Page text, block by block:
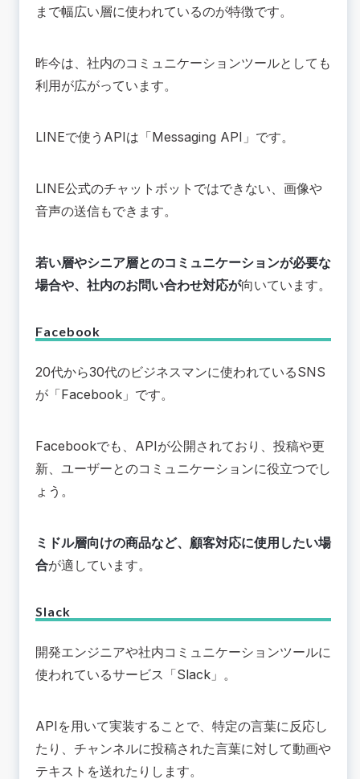
まで幅広い層に使われているのが特徴です。
昨今は、社内のコミュニケーションツールとしても
利用が広がっています。
LINEで使うAPIは「Messaging API」です。
LINE公式のチャットボットではできない、画像や
音声の送信もできます。
若い層やシニア層とのコミュニケーションが必要な
場合や、社内のお問い合わせ対応が向いています。
Facebook
20代から30代のビジネスマンに使われているSNS
が「Facebook 」です。
Facebookでも、APIが公開されており、投稿や更
新、ユーザーとのコミュニケーションに役立つでし
ょう。
ミドル層向けの商品など、顧客対応に使用したい場
合が適しています。
Slack
開発エンジニアや社内コミュニケーションツールに
使われているサービス「Slack 」。
APIを用いて実装することで、特定の言葉に反応し
たり、チャンネルに投稿された言葉に対して動画や
テキストを送れたりします。